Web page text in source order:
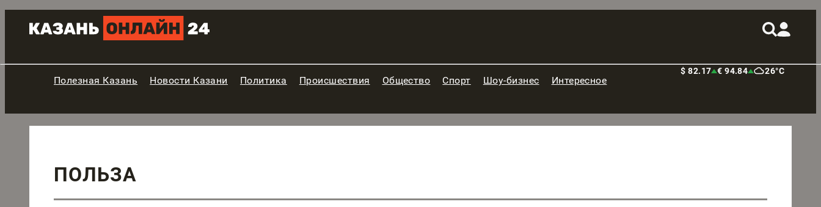
Полезная Казань Новости Казани Политика Происшествия Общество Спорт Шоу-бизнес Интересное
$ 82.17 € 94.84 26°C
ПОЛЬЗА